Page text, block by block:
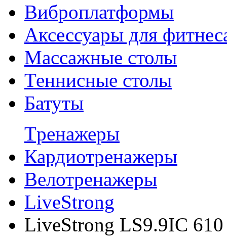
Виброплатформы
Аксессуары для
Массажные столы
Теннисные столы
Батуты
Tренажеры
Кардиотренажеры
Велотренажеры
LiveStrong
LiveStrong LS9.9IC 610